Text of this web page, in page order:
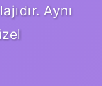
Aynı